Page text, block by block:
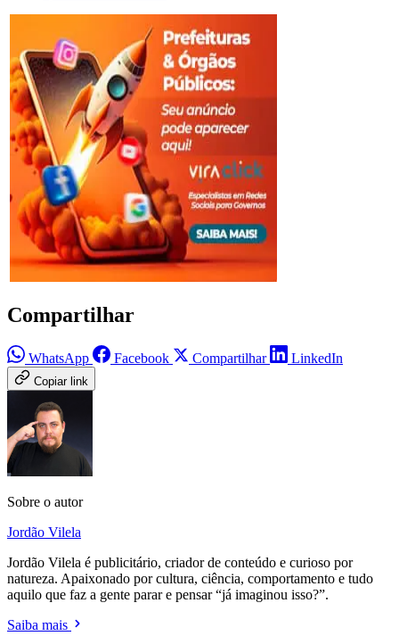
Compartilhar
WhatsApp Facebook Compartilhar LinkedIn
Copiar link
Sobre o autor
Jordão Vilela
Jordão Vilela é publicitário, criador de conteúdo e curioso por
natureza. Apaixonado por cultura, ciência, comportamento e tudo
aquilo que faz a gente parar e pensar “já imaginou isso?”.
Saiba mais